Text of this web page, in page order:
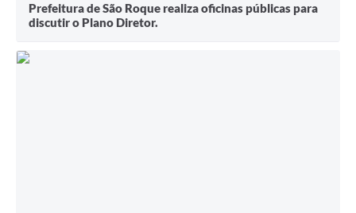
Prefeitura de São Roque realiza oficinas públicas para
discutir o Plano Diretor.